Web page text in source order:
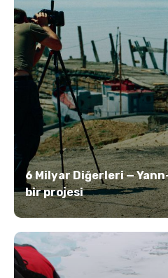
6 Milyar Diğerleri —
bir projesi